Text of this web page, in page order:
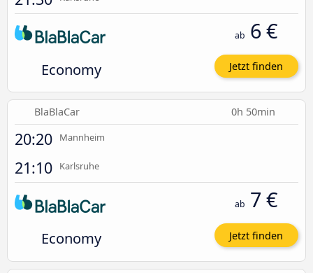
Economy
ab 6 €
Jetzt finden
BlaBlaCar 0h 50min
20:20 Mannheim
21:10 Karlsruhe
Economy
ab 7 €
Jetzt finden